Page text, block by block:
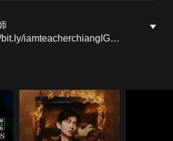
iamteacherchiangIG
lin.ee/8rQRz5Y
信給我：